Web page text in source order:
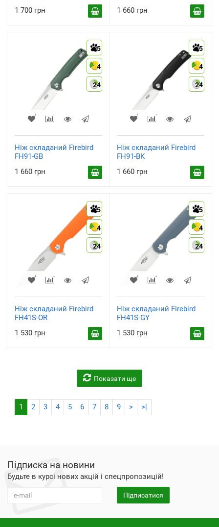
1 700 грн
1 660 грн
5
4
24
Ніж складаний Firebird
FH91-GB
1 660 грн
5
4
24
Ніж складаний Firebird
FH91-BK
1 660 грн
5
4
24
Ніж складаний Firebird
FH41S-OR
1 530 грн
5
4
24
Ніж складаний Firebird
FH41S-GY
1 530 грн
Показати ще
1 2 3 4 5 6 7 8 9 > >|
Підписка на новини
Будьте в курсі нових акцій і спецпропозицій!
Підписатися